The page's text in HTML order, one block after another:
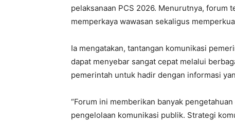
pelaksanaan PCS 2026. Menurutnya,
memperkaya wawasan sekaligus
Ia mengatakan, tantangan komunikasi
dapat menyebar sangat cepat melalui
pemerintah untuk hadir dengan informasi
“Forum ini memberikan banyak
pengelolaan komunikasi publik. Strategi